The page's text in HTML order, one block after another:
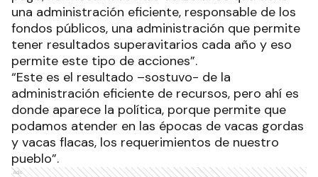
una administración eficiente, responsable de los
fondos públicos, una administración que permite
tener resultados superavitarios cada año y eso
permite este tipo de acciones”.
“Este es el resultado –sostuvo- de la
administración eficiente de recursos, pero ahí es
donde aparece la política, porque permite que
podamos atender en las épocas de vacas gordas
y vacas flacas, los requerimientos de nuestro
pueblo”.
Ads